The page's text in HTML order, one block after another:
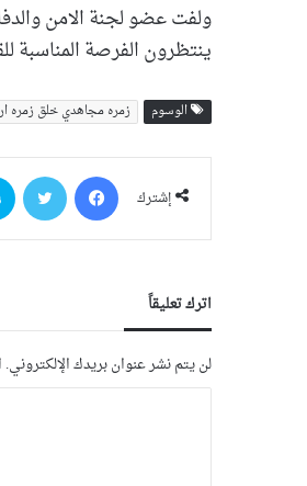
ولفت عضو لجنة الامن
ينتظرون الفرصة المناسبة
الوسوم زمره مجاهدي خلق زمره
إشترك
فيسبوك
اترك تعليقاً
لن يتم نشر عنوان بريدك الإلكتروني.